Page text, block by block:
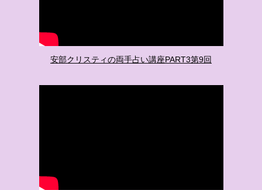
安部クリスティの両手占い講座PART3第9回